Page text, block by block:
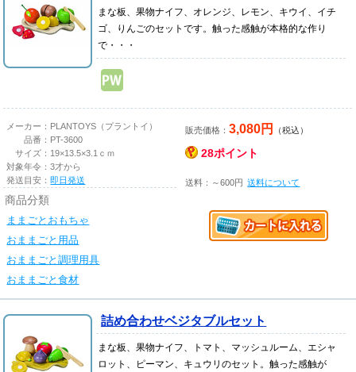
まな板、果物ナイフ、オレンジ、レモン、キウイ、イチ
ゴ、りんごのセットです。触った感触が本格的な作り
で・・・
メーカー： PLANTOYS（プラントイ）
品番： PT-3600
サイズ： 19×13.5×3.1ｃｍ
対象年令：3才から
発送目安： 即日発送
商品分類
ままごとおもちゃ
おままごと用品
おままごと調理用具
おままごと食材
販売価格：3,080円 （税込）
28ポイント
送料：～600円 送料について
詰め合わせベジタブルセット
まな板、果物ナイフ、トマト、マッシュルーム、エシャ
ロット、ピーマン、キュウリのセット。触った感触が